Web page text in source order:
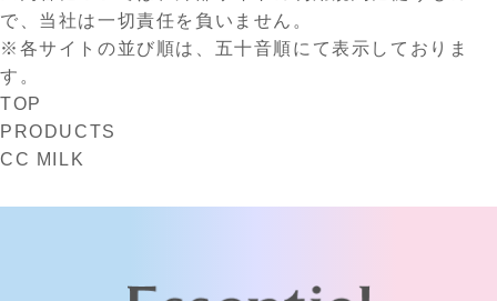
で、当社は一切責任を負いません。
※各サイトの並び順は、五十音順にて表示しておりま
す。
TOP
PRODUCTS
CC MILK